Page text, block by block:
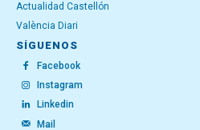
Actualidad Castellón
València Diari
SÍGUENOS
Facebook
Instagram
Linkedin
Mail